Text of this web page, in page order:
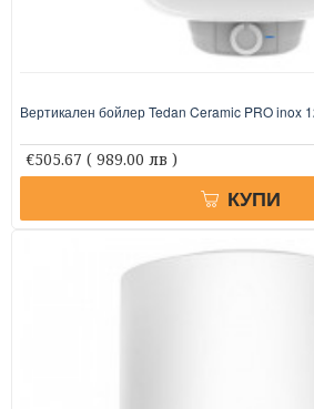
Вертикален бойлер Tedan Ceramic PRO inox
€505.67 ( 989.00 лв )
КУПИ